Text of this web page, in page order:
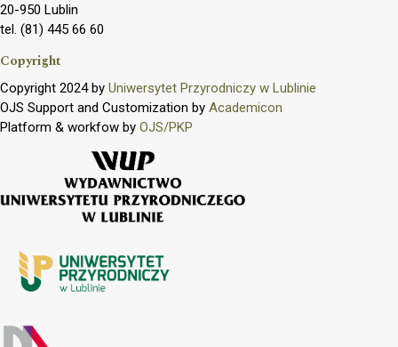
20-950 Lublin
tel. (81) 445 66 60
Copyright
Copyright 2024 by Uniwersytet Przyrodniczy w Lublinie
OJS Support and Customization by Academicon
Platform & workfow by OJS/PKP